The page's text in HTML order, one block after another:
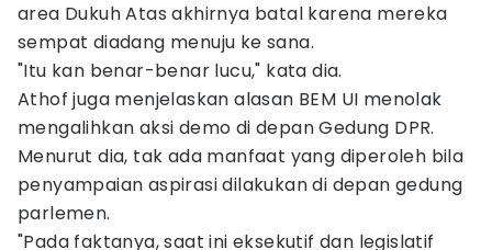
area Dukuh Atas akhirnya batal karena mereka
sempat diadang menuju ke sana.
"Itu kan benar-benar lucu," kata dia.
Athof juga menjelaskan alasan BEM UI menolak
mengalihkan aksi demo di depan Gedung DPR.
Menurut dia, tak ada manfaat yang diperoleh bila
penyampaian aspirasi dilakukan di depan gedung
parlemen.
"Pada faktanya, saat ini eksekutif dan legislatif